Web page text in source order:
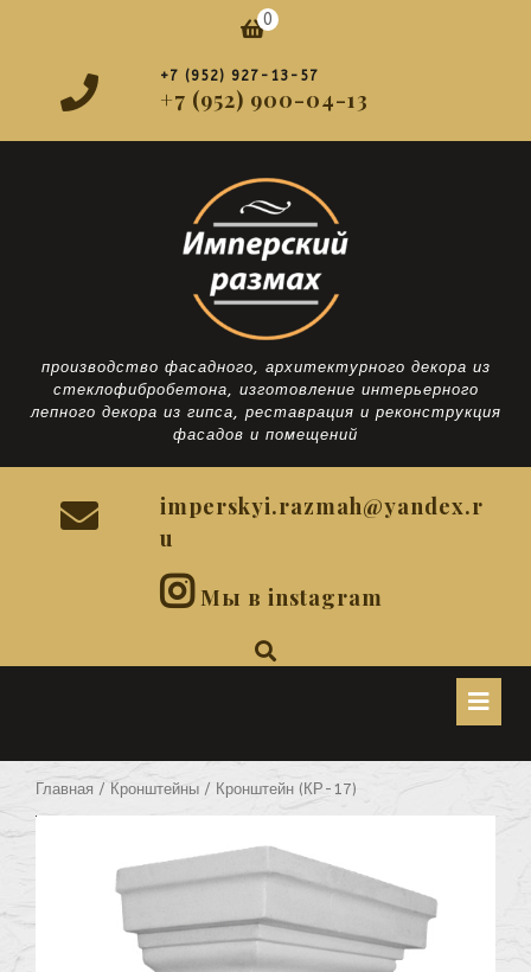
Корзина
0
+7 (952) 927-13-57
+7 (952) 900-04-13
производство фасадного, архитектурного декора из
стеклофибробетона, изготовление интерьерного
лепного декора из гипса, реставрация и реконструкция
фасадов и помещений
imperskyi.razmah@yandex.r
u
Мы в instagram
Главная / Кронштейны / Кронштейн (КР-17)